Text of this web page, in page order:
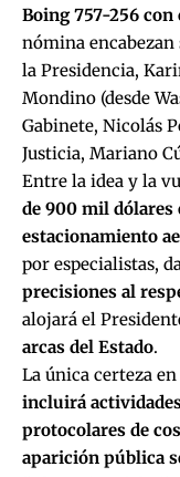
Boing 757-256 con
nómina encabezan
la Presidencia,
Mondino (desde
Gabinete, Nicolás
Justicia, Mariano
Entre la idea y la
de 900 mil dólares
estacionamiento
por especialistas,
precisiones al
alojará el
arcas del Estado.
La única certeza
incluirá
protocolares de
aparición pública